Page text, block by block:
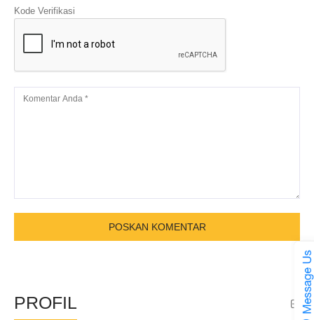
Kode Verifikasi
PROFIL